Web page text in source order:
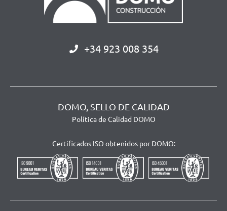
+34 923 008 354
DOMO, SELLO DE CALIDAD
Política de Calidad DOMO
Certificados ISO obtenidos por DOMO: